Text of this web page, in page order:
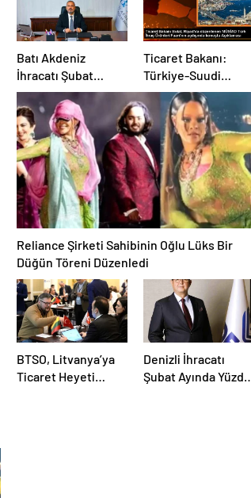
Batı Akdeniz
İhracatı Şubat
Ayında Geriledi
Ticaret Bakanı:
Türkiye-Suudi
Arabistan ticaret
hacmi artacak
Reliance Şirketi Sahibinin Oğlu Lüks Bir
Düğün Töreni Düzenledi
BTSO, Litvanya’ya
Ticaret Heyeti
Denizli İhracatı
Şubat Ayında Yüzde